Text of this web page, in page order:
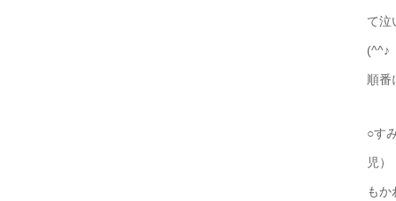
て泣
順番
○す
もか